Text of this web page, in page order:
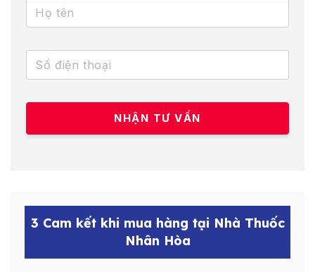
3 Cam kết khi mua hàng tại Nhà Thuốc
Nhân Hòa